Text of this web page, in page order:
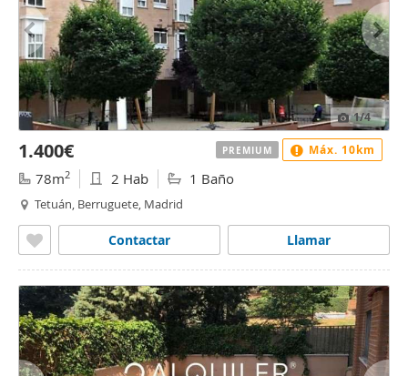
1/4
1.400€
78m2 2 Hab 1 Baño
Tetuán, Berruguete, Madrid
Llamar
Contactar
PREMIUM Máx. 10km